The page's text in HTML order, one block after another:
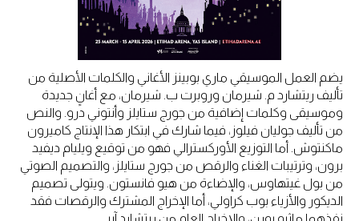
يضم العمل الموسيقي ماري بوبينز الأغاني والكلمات الأصلية من
تأليف ريتشارد م. شيرمان وروبرت ب. شيرمان، مع أغانٍ جديدة
وموسيقى وكلمات إضافية من جورج ستايلز وأنتوني درو. والنص
من تأليف جوليان فيلوز، فيما شارك في ابتكار هذا الإنتاج كاميرون
ماكنتوش. أما التوزيع الأوركسترالي فهو من توقيع ويليام ديفيد
برون، وترتيبات الغناء والرقص من جورج ستايلز، والتصميم الصوتي
من بول غيتهاوس، والإضاءة من هيو فانستون. ويتولى تصميم
الديكور والأزياء بوب كراولي، أما الإخراج المشترك والرقصات فقد